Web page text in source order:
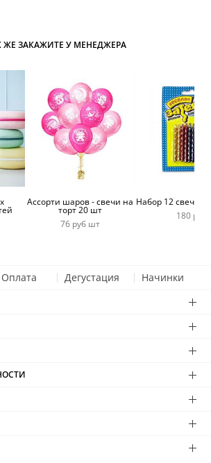
ЖЕ ЗАКАЖИТЕ У МЕНЕДЖЕРА
Ассорти шаров - свечи на
торт 20 шт
76 руб шт
Набор 12 свечей
180 руб
Оплата Дегустация Начинки